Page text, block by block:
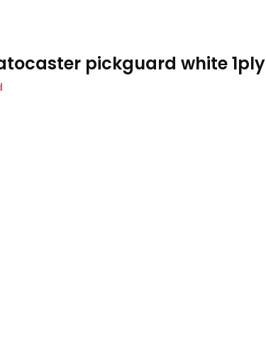
pickguard white 1ply